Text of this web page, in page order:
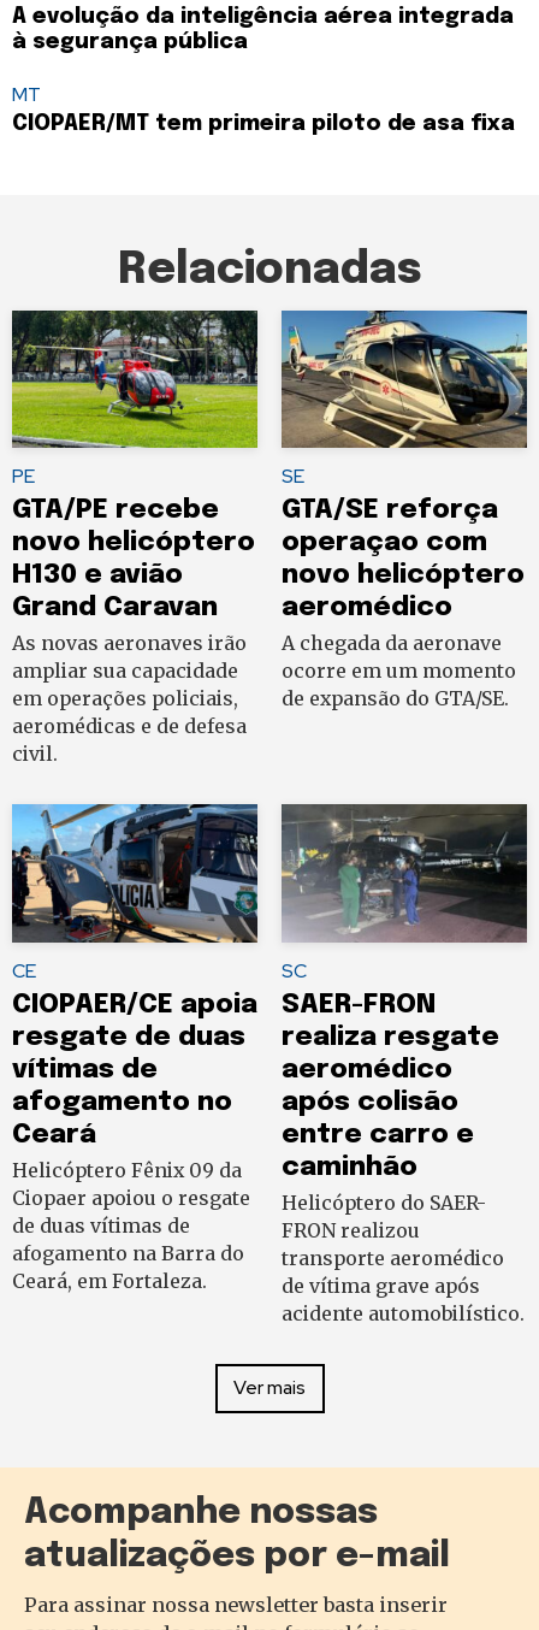
A evolução da inteligência aérea integrada
à segurança pública
MT
CIOPAER/MT tem primeira piloto de asa fixa
Relacionadas
PE
GTA/PE recebe
novo helicóptero
H130 e avião
Grand Caravan
As novas aeronaves irão
ampliar sua capacidade
em operações policiais,
aeromédicas e de defesa
civil.
SE
GTA/SE reforça
operaçao com
novo helicóptero
aeromédico
A chegada da aeronave
ocorre em um momento
de expansão do GTA/SE.
CE
CIOPAER/CE apoia
resgate de duas
vítimas de
afogamento no
Ceará
Helicóptero Fênix 09 da
Ciopaer apoiou o resgate
de duas vítimas de
afogamento na Barra do
Ceará, em Fortaleza.
SC
SAER-FRON
realiza resgate
aeromédico
após colisão
entre carro e
caminhão
Helicóptero do SAER-
FRON realizou
transporte aeromédico
de vítima grave após
acidente automobilístico.
Ver mais
Acompanhe nossas
atualizações por e-mail
Para assinar nossa newsletter basta inserir